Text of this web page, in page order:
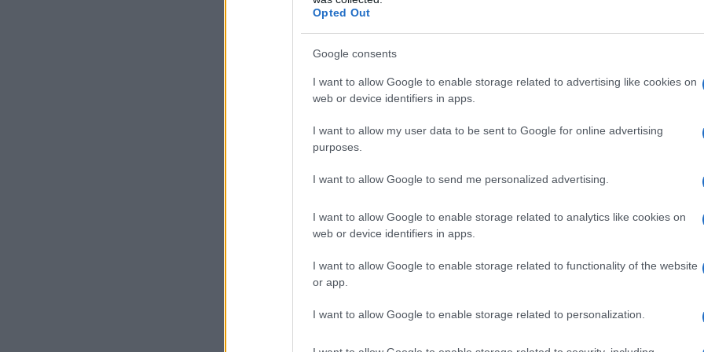
Opted Out
Google consents
I want to allow Google to enable storage related to advertising like cookies on
web or device identifiers in apps.
I want to allow my user data to be sent to Google for online advertising
purposes.
I want to allow Google to send me personalized advertising.
I want to allow Google to enable storage related to analytics like cookies on
web or device identifiers in apps.
I want to allow Google to enable storage related to functionality of the website
or app.
I want to allow Google to enable storage related to personalization.
Tavaly a civil szervezet a GuruShots online
világ első, a Holt-tengerre összpontosító
fotópályázatot a 2020-as Föld Napján (április 22.)
mint 13 000 fotó érkezett be.
„40 országból közel 4000 fotós vett
000 fotót küldtek be”
— mondta Fruchter a NoCamelsnek.
A GuruShots oldalon közel 9,1 millió szavazatot
Közben 40, a versenyre benevezett fotóst